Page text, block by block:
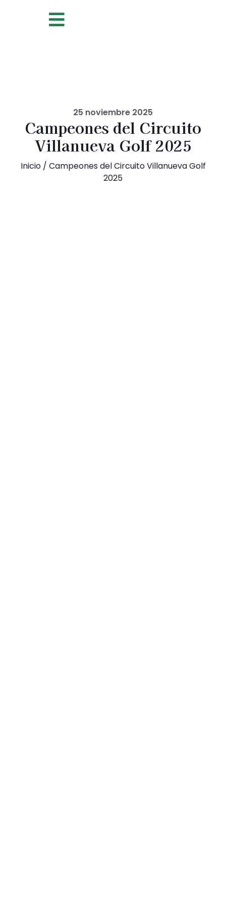
25 noviembre 2025
Campeones del Circuito
Villanueva Golf 2025
Inicio/ Campeones del Circuito Villanueva Golf
2025